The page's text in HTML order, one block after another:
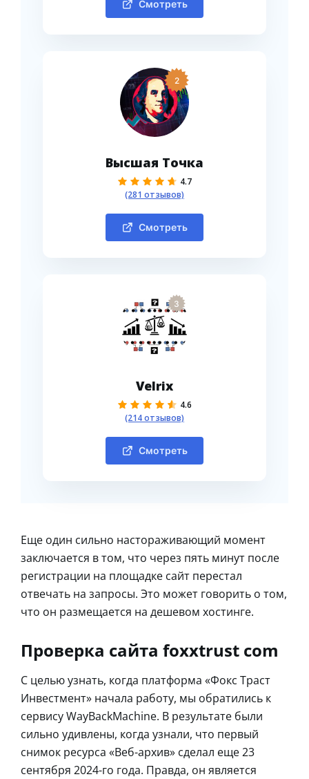
Смотреть
2
Высшая Точка
4.7
(281 отзывов)
Смотреть
3
Velrix
4.6
(214 отзывов)
Смотреть
Еще один сильно настораживающий момент
заключается в том, что через пять минут после
регистрации на площадке сайт перестал
отвечать на запросы. Это может говорить о том,
что он размещается на дешевом хостинге.
Проверка сайта foxxtrust com
С целью узнать, когда платформа «Фокс Траст
Инвестмент» начала работу, мы обратились к
сервису WayBackMachine. В результате были
сильно удивлены, когда узнали, что первый
снимок ресурса «Веб-архив» сделал еще 23
сентября 2024-го года. Правда, он является